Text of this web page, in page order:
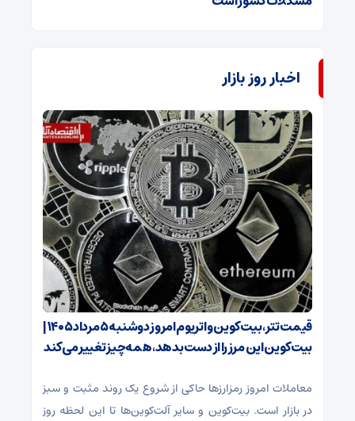
اخبار روز بازار
قیمت تتر، بیت‌کوین و اتریوم امروز دوشنبه ۵ مرداد ۱۴۰۵ |
بیت‌کوین این مرز را از دست بدهد، همه‌چیز تغییر می‌کند
معاملات امروز رمزارز‌ها حاکی از شروع یک روند مثبت و سبز
در بازار است. بیت‌کوین و سایر آلت‌کوین‌ها تا این لحظه روز